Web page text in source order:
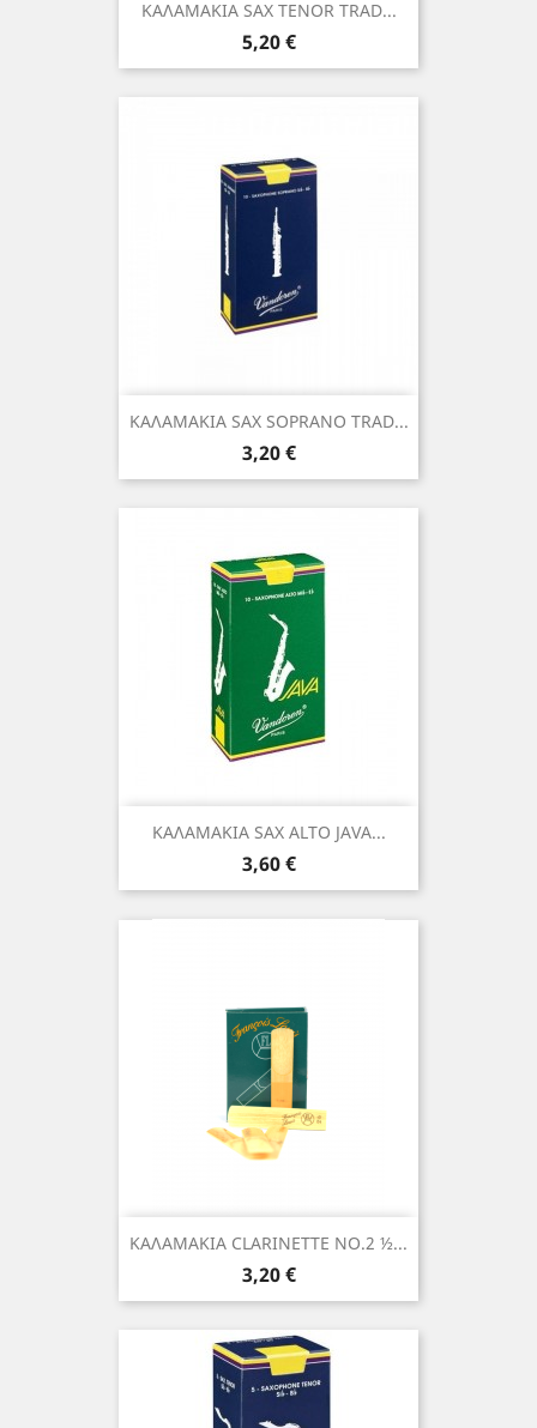
ΚΑΛΑΜΑΚΙΑ SAX TENOR TRAD...
Τιμή
5,20 €
ΚΑΛΑΜΑΚΙΑ SAX SOPRANO TRAD...
Τιμή
3,20 €
ΚΑΛΑΜΑΚΙΑ SAX ALTO JAVA...
Τιμή
3,60 €
ΚΑΛΑΜΑΚΙΑ CLARINETTE NO.2 ½...
Τιμή
3,20 €